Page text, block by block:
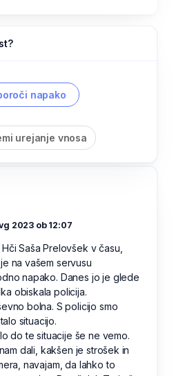
napako
urejanje vnosa
2023 ob 12:07
Saša Prelovšek v času,
na vašem servusu
napako. Danes jo je glede
obiskala policija.
bolna. S policijo smo
situacijo.
do te situacije še ne vemo.
dali, kakšen je strošek in
navajam, da lahko to